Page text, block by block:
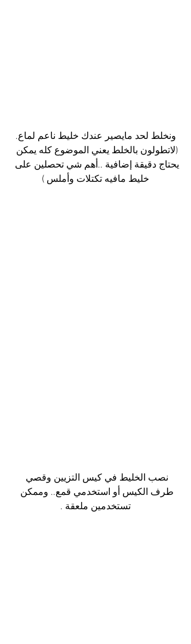
ونخلط لحد مايصير عندك خليط ناعم لماع.
(لاتطولون بالخلط يعني الموضوع كله يمكن
يحتاج دقيقة إضافية ..أهم شي تحصلين على
خليط مافيه تكتلات وأملس )
نصب الخليط في كيس التزيين وقصي
طرف الكيس أو استخدمي قمع.. وممكن
تستخدمين ملعقة .